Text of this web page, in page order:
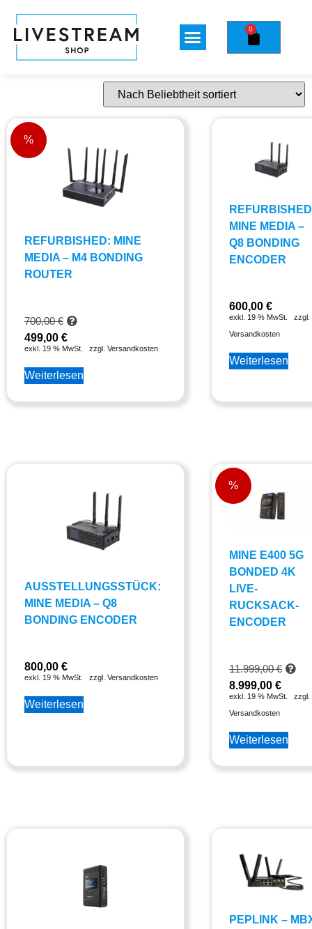
0
%
REFURBISHED: MINE
MEDIA – M4 BONDING
ROUTER
700,00€
499,00 €
exkl. 19 % MwSt. zzgl. Versandkosten
Weiterlesen
MINE MEDIA –
Q8 BONDING
ENCODER
600,00 €
exkl. 19 % MwSt.
zzgl.
Versandkosten
Weiterlesen
AUSSTELLUNGSSTÜCK:
MINE MEDIA – Q8
BONDING ENCODER
800,00 €
exkl. 19 % MwSt. zzgl. Versandkosten
Weiterlesen
%
MINE E400 5G
BONDED 4K
LIVE-
RUCKSACK-
ENCODER
11.999,00€
8.999,00 €
exkl. 19 % MwSt.
zzgl.
Versandkosten
Weiterlesen
PEPLINK –